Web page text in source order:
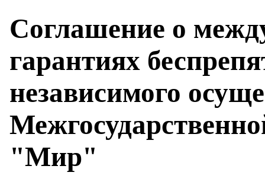
Соглашение о
гарантиях
независимого
"Мир"